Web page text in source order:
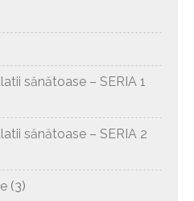
sănătoase – SERIA 1
sănătoase – SERIA 2
(3)